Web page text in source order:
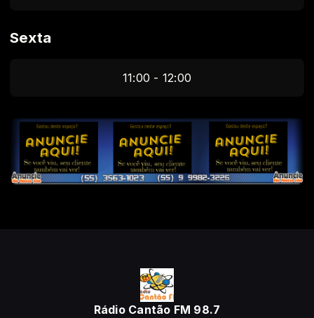
Sexta
11:00 - 12:00
Rádio Cantão FM 98.7